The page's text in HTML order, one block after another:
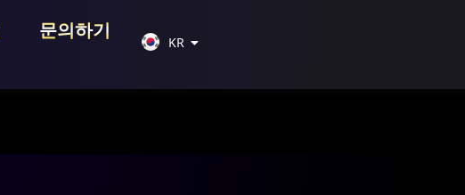
문의하기
KR
CN